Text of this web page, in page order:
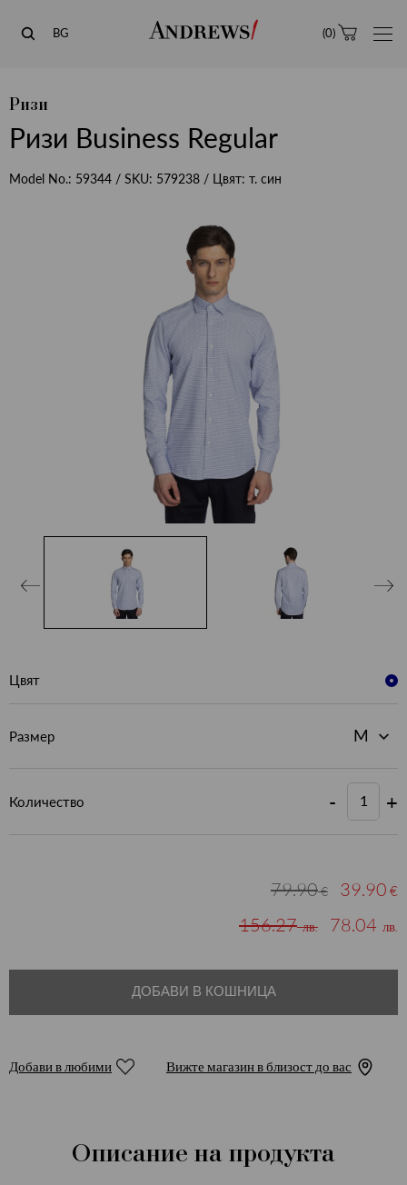
Andrews
BG (0)
Ризи
Ризи Business Regular
Model No.: 59344 / SKU: 579238 / Цвят: т. син
Цвят
Размер
Количество - +
79.90€ 39.90 €
156.27лв. 78.04 лв.
ДОБАВИ В КОШНИЦА
Добави в любими Вижте магазин в близост до вас
Описание на продукта